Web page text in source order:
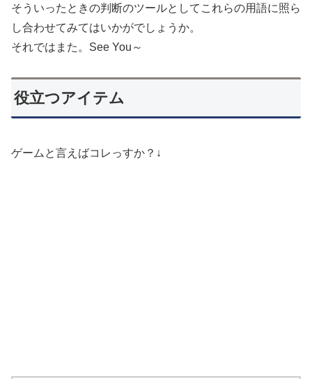
そういったときの判断のツールとしてこれらの用語に照ら
し合わせてみてはいかがでしょうか。
それではまた。See You～
役立つアイテム
ゲームと言えばコレっすか？↓